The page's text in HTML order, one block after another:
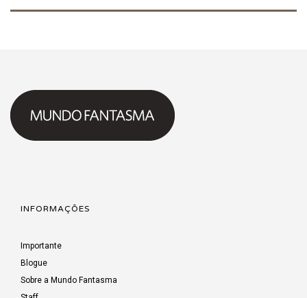
INFORMAÇÕES
Importante
Blogue
Sobre a Mundo Fantasma